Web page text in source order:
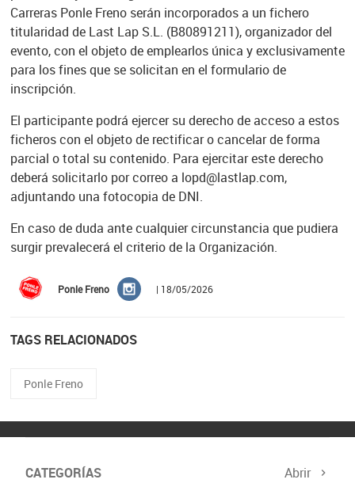
Carreras Ponle Freno serán incorporados a un fichero
titularidad de Last Lap S.L. (B80891211), organizador del
evento, con el objeto de emplearlos única y exclusivamente
para los fines que se solicitan en el formulario de
inscripción.
El participante podrá ejercer su derecho de acceso a estos
ficheros con el objeto de rectificar o cancelar de forma
parcial o total su contenido. Para ejercitar este derecho
deberá solicitarlo por correo a lopd@lastlap.com,
adjuntando una fotocopia de DNI.
En caso de duda ante cualquier circunstancia que pudiera
surgir prevalecerá el criterio de la Organización.
Ponle Freno | 18/05/2026
TAGS RELACIONADOS
Ponle Freno
CATEGORÍAS Abrir